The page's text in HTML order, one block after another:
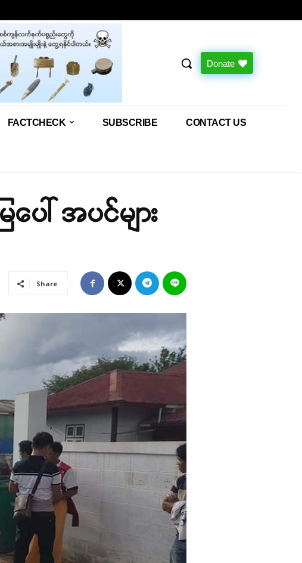
Donate
FACTCHECK SUBSCRIBE CONTACT US
ါ် အပင်များ
Share